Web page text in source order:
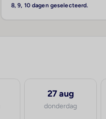
8, 9, 10 dagen geselecteerd.
27 aug
donderdag